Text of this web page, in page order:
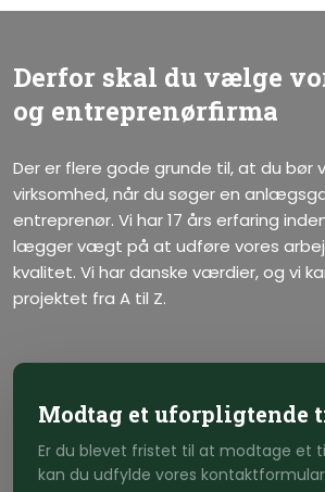
Derfor skal du vælge
og entreprenørfirma
Der er flere gode grunde til, at du bør
virksomhed, når du søger en
entreprenør. Vi har 17 års erfaring
lægger vægt på at udføre vores
kvalitet. Vi har danske værdier, og vi
projektet fra A til Z.
Modtag et uforpligtende
Er du blevet fristet til at modtage et
kan du udfylde vores